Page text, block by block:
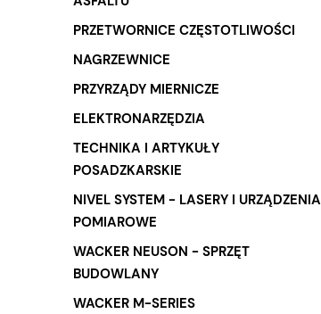
PRZETWORNICE CZĘSTOTLIWOŚCI
NAGRZEWNICE
PRZYRZĄDY MIERNICZE
ELEKTRONARZĘDZIA
TECHNIKA I ARTYKUŁY
POSADZKARSKIE
NIVEL SYSTEM - LASERY I URZĄDZENIA
POMIAROWE
WACKER NEUSON - SPRZĘT
BUDOWLANY
WACKER M-SERIES